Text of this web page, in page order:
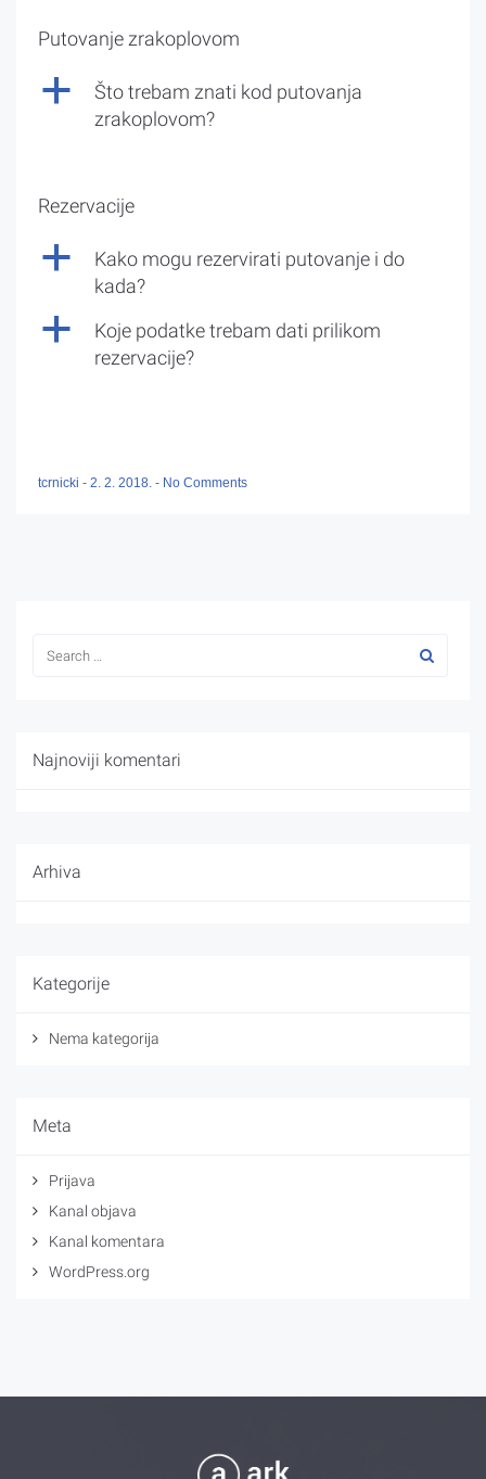
Putovanje zrakoplovom
a
Što trebam znati kod putovanja
zrakoplovom?
Rezervacije
a
Kako mogu rezervirati putovanje i do
kada?
a
Koje podatke trebam dati prilikom
rezervacije?
tcrnicki - 2. 2. 2018. - No Comments
Najnoviji komentari
Arhiva
Kategorije
Nema kategorija
Meta
Prijava
Kanal objava
Kanal komentara
WordPress.org